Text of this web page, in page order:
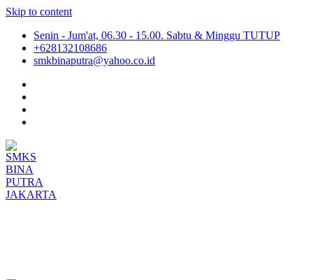
Skip to content
Senin - Jum'at, 06.30 - 15.00. Sabtu & Minggu TUTUP
+628132108686
smkbinaputra@yahoo.co.id